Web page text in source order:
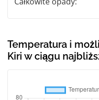
Temperatura i
Kiri w ciągu